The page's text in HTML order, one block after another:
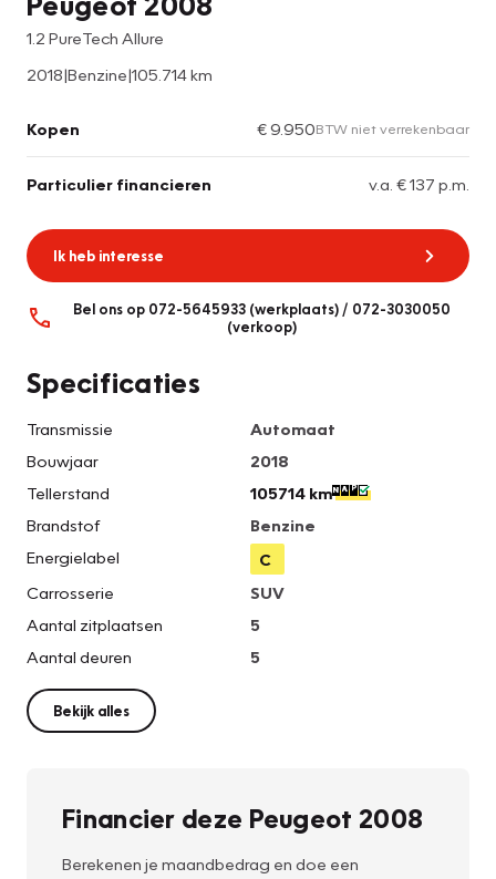
1.2 PureTech Allure
2018|Benzine|105.714 km
Kopen € 9.950BTW niet verrekenbaar
Particulier financieren v.a. € 137 p.m.
Ik heb interesse
Bel ons op 072-5645933 (werkplaats) / 072-3030050
(verkoop)
Specificaties
Transmissie
Automaat
Bouwjaar
2018
Tellerstand
105714 km
Brandstof
Benzine
Energielabel
C
Carrosserie
SUV
Aantal zitplaatsen
5
Aantal deuren
5
Bekijk alles
Financier deze Peugeot 2008
Berekenen je maandbedrag en doe een